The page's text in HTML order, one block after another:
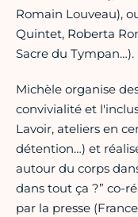
Romain Louveau),
Quintet, Roberta
Sacre du Tympan…).
Michèle organise
convivialité et
Lavoir, ateliers en
détention…) et
autour du corps
dans tout ça ?” co-
par la presse